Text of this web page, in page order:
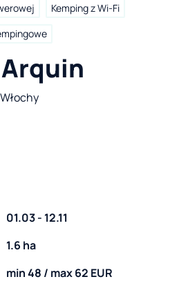
Kemping z Wi-Fi
01.03 - 12.11
1.6 ha
min 48 / max 62 EUR